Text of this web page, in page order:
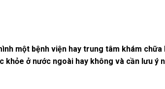
một bệnh viện hay trung tâm khám chữa
ở nước ngoài hay không và cần lưu ý